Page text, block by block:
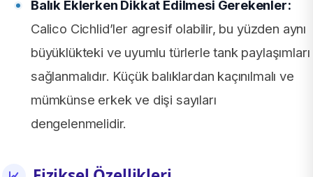
Balık Eklerken Dikkat Edilmesi Gerekenler:
Calico Cichlid’ler agresif olabilir, bu yüzden aynı
büyüklükteki ve uyumlu türlerle tank paylaşımları
sağlanmalıdır. Küçük balıklardan kaçınılmalı ve
mümkünse erkek ve dişi sayıları
dengelenmelidir.